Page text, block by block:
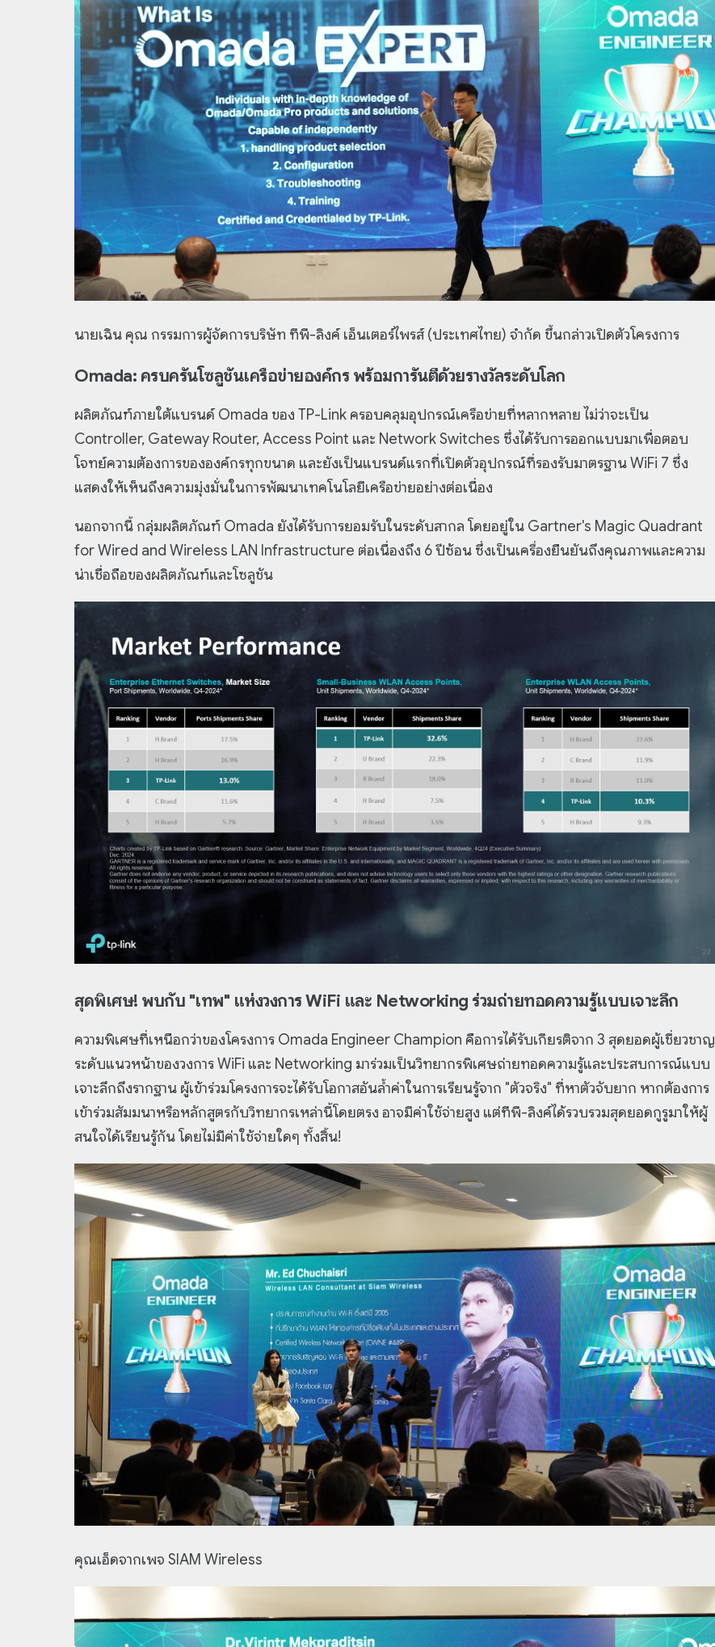
นายเฉิน คุณ กรรมการผู้จัดการบริษัท ทีพี-ลิงค์ เอ็นเตอร์ไพรส์ (ประเทศไทย) จำกัด ขึ้นกล่าวเปิดตัวโครงการ
Omada: ครบครันโซลูชันเครือข่ายองค์กร พร้อมการันตีด้วยรางวัลระดับโลก
ผลิตภัณฑ์ภายใต้แบรนด์ Omada ของ TP-Link ครอบคลุมอุปกรณ์เครือข่ายที่หลากหลาย ไม่ว่าจะเป็น
Controller, Gateway Router, Access Point และ Network Switches ซึ่งได้รับการออกแบบมาเพื่อตอบ
โจทย์ความต้องการขององค์กรทุกขนาด และยังเป็นแบรนด์แรกที่เปิดตัวอุปกรณ์ที่รองรับมาตรฐาน WiFi 7 ซึ่ง
แสดงให้เห็นถึงความมุ่งมั่นในการพัฒนาเทคโนโลยีเครือข่ายอย่างต่อเนื่อง
นอกจากนี้ กลุ่มผลิตภัณฑ์ Omada ยังได้รับการยอมรับในระดับสากล โดยอยู่ใน Gartner's Magic Quadrant
for Wired and Wireless LAN Infrastructure ต่อเนื่องถึง 6 ปีซ้อน ซึ่งเป็นเครื่องยืนยันถึงคุณภาพและความ
น่าเชื่อถือของผลิตภัณฑ์และโซลูชัน
สุดพิเศษ! พบกับ "เทพ" แห่งวงการ WiFi และ Networking ร่วมถ่ายทอดความรู้แบบเจาะลึก
ความพิเศษที่เหนือกว่าของโครงการ Omada Engineer Champion คือการได้รับเกียรติจาก 3 สุดยอดผู้เชี่ยวชาญ
ระดับแนวหน้าของวงการ WiFi และ Networking มาร่วมเป็นวิทยากรพิเศษถ่ายทอดความรู้และประสบการณ์แบบ
เจาะลึกถึงรากฐาน ผู้เข้าร่วมโครงการจะได้รับโอกาสอันล้ำค่าในการเรียนรู้จาก "ตัวจริง" ที่หาตัวจับยาก หากต้องการ
เข้าร่วมสัมมนาหรือหลักสูตรกับวิทยากรเหล่านี้โดยตรง อาจมีค่าใช้จ่ายสูง แต่ทีพี-ลิงค์ได้รวบรวมสุดยอดกูรูมาให้ผู้
สนใจได้เรียนรู้กัน โดยไม่มีค่าใช้จ่ายใดๆ ทั้งสิ้น!
คุณเอ็ดจากเพจ SIAM Wireless